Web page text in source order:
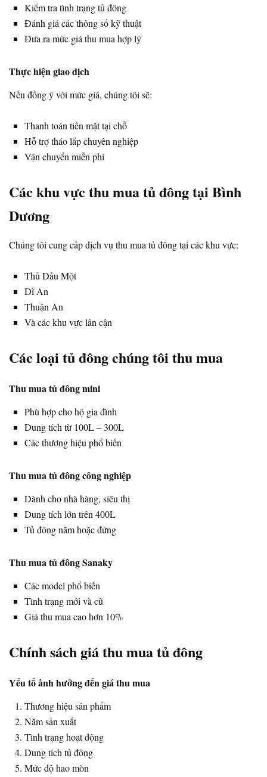
Kiểm tra tình trạng tủ đông
Đánh giá các thông số kỹ thuật
Đưa ra mức giá thu mua hợp lý
Thực hiện giao dịch
Nếu đồng ý với mức giá, chúng tôi sẽ:
Thanh toán tiền mặt tại chỗ
Hỗ trợ tháo lắp chuyên nghiệp
Vận chuyển miễn phí
Các khu vực thu mua tủ đông tại Bình
Dương
Chúng tôi cung cấp dịch vụ thu mua tủ đông tại các khu vực:
Thủ Dầu Một
Dĩ An
Thuận An
Và các khu vực lân cận
Các loại tủ đông chúng tôi thu mua
Thu mua tủ đông mini
Phù hợp cho hộ gia đình
Dung tích từ 100L – 300L
Các thương hiệu phổ biến
Thu mua tủ đông công nghiệp
Dành cho nhà hàng, siêu thị
Dung tích lớn trên 400L
Tủ đông nằm hoặc đứng
Thu mua tủ đông Sanaky
Các model phổ biến
Tình trạng mới và cũ
Giá thu mua cao hơn 10%
Chính sách giá thu mua tủ đông
Yếu tố ảnh hưởng đến giá thu mua
Thương hiệu sản phẩm
Năm sản xuất
Tình trạng hoạt động
Dung tích tủ đông
Mức độ hao mòn